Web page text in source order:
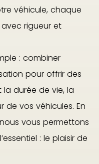
véhicule, chaque
rigueur et
: combiner
pour offrir des
durée de vie, la
vos véhicules. En
vous permettons
: le plaisir de